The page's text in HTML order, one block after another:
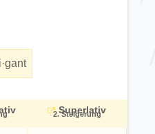
Superlativ
2. Steigerung